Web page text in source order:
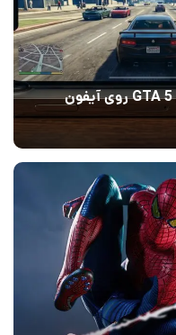
اجرای بازی GTA 5 روی آیفون